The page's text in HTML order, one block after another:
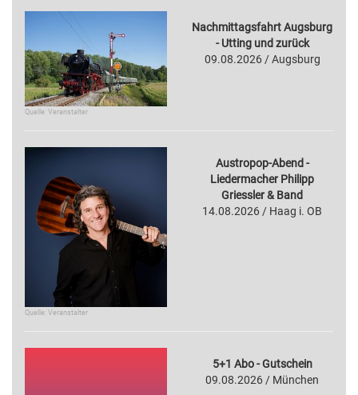
Quelle: Veranstalter
Nachmittagsfahrt Augsburg
- Utting und zurück
09.08.2026 / Augsburg
Quelle: Veranstalter
Austropop-Abend -
Liedermacher Philipp
Griessler & Band
14.08.2026 / Haag i. OB
5+1 Abo - Gutschein
09.08.2026 / München